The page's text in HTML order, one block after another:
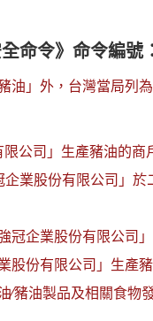
命令》命令編號
油」外，台灣當局列
公司」生產豬油的商
業股份有限公司」
冠企業股份有限公司
股份有限公司」生產
⁄豬油製品及相關食物